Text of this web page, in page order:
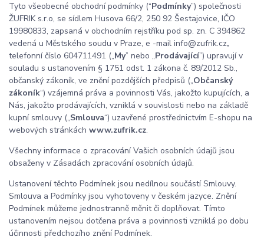
Tyto všeobecné obchodní podmínky (“Podmínky”) společnosti
ŽUFRIK s.r.o, se sídlem Husova 66/2, 250 92 Šestajovice, IČO
19980833, zapsaná v obchodním rejstříku pod sp. zn. C 394862
vedená u Městského soudu v Praze, e -mail info@zufrik.cz,
telefonní číslo 604711491 („My” nebo „Prodávající”) upravují v
souladu s ustanovením § 1751 odst. 1 zákona č. 89/2012 Sb.,
občanský zákoník, ve znění pozdějších předpisů („Občanský
zákoník“) vzájemná práva a povinnosti Vás, jakožto kupujících, a
Nás, jakožto prodávajících, vzniklá v souvislosti nebo na základě
kupní smlouvy („Smlouva“) uzavřené prostřednictvím E-shopu na
webových stránkách www.zufrik.cz.
Všechny informace o zpracování Vašich osobních údajů jsou
obsaženy v Zásadách zpracování osobních údajů.
Ustanovení těchto Podmínek jsou nedílnou součástí Smlouvy.
Smlouva a Podmínky jsou vyhotoveny v českém jazyce. Znění
Podmínek můžeme jednostranně měnit či doplňovat. Tímto
ustanovením nejsou dotčena práva a povinnosti vzniklá po dobu
účinnosti předchozího znění Podmínek.